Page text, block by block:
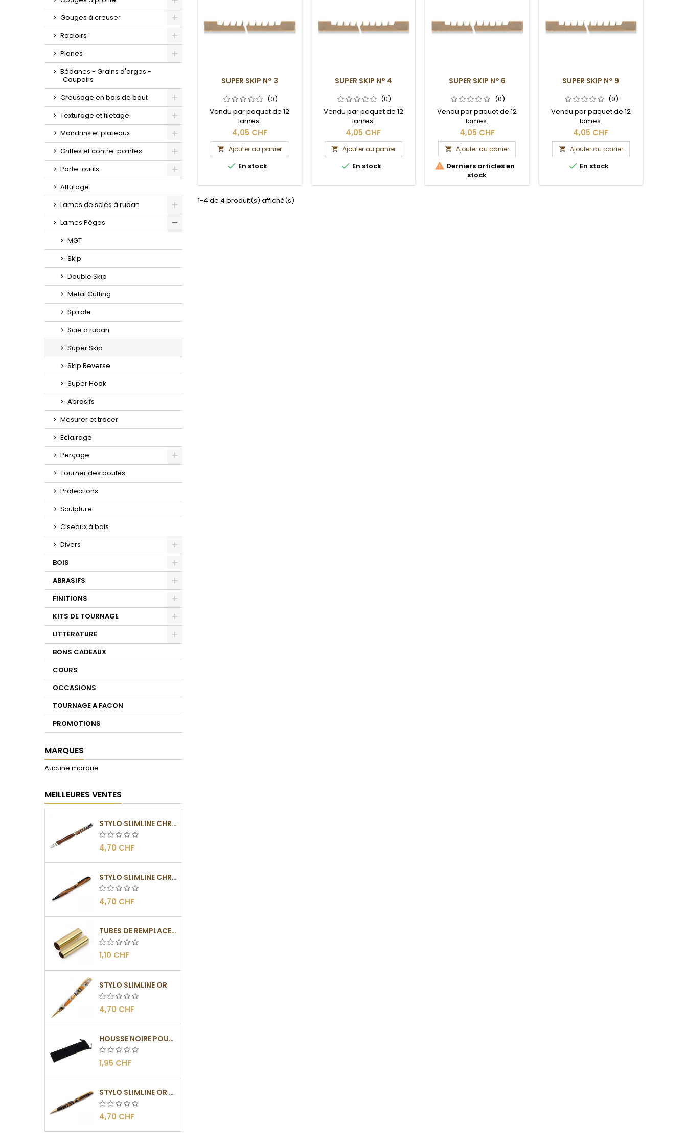
Gouges à creuser
Toggle
Racloirs
Planes
Bédanes - Grains d'orges -
Coupoirs
Creusage en bois de bout
Toggle
Texturage et filetage
Mandrins et plateaux
Toggle
Griffes et contre-pointes
Porte-outils
Affûtage
Lames de scies à ruban
Lames Pégas
MGT
Skip
Double Skip
Metal Cutting
Spirale
Scie à ruban
Super Skip
Skip Reverse
Super Hook
Abrasifs
Mesurer et tracer
Eclairage
Perçage
Tourner des boules
Protections
Sculpture
Ciseaux à bois
Divers
BOIS
ABRASIFS
FINITIONS
KITS DE TOURNAGE
LITTERATURE
BONS CADEAUX
COURS
OCCASIONS
TOURNAGE A FACON
PROMOTIONS
MARQUES
Aucune marque
MEILLEURES VENTES
STYLO SLIMLINE CHROMÉ
4,70 CHF
STYLO SLIMLINE CHROMÉ NOIR
4,70 CHF
TUBES DE REMPLACEMENT POUR MÉCANISME SLIMLINE
1,10 CHF
STYLO SLIMLINE OR
4,70 CHF
HOUSSE NOIRE POUR STYLO
1,95 CHF
STYLO SLIMLINE OR - BARRETTE PLATE
4,70 CHF
SUPER SKIP N° 3
(0)
Vendu par paquet de 12
lames.
4,05 CHF
 Ajouter au panier
 En stock
SUPER SKIP N° 4
(0)
Vendu par paquet de 12
lames.
4,05 CHF
 Ajouter au panier
 En stock
SUPER SKIP N° 6
(0)
Vendu par paquet de 12
lames.
4,05 CHF
 Ajouter au panier
 Derniers articles en
stock
SUPER SKIP N° 9
(0)
Vendu par paquet de 12
lames.
4,05 CHF
 Ajouter au panier
 En stock
1-4 de 4 produit(s) affiché(s)